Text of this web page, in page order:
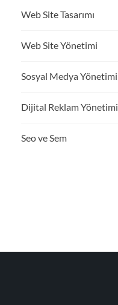
Web Site Tasarımı
Web Site Yönetimi
Sosyal Medya Yönetimi
Dijital Reklam Yönetimi
Seo ve Sem